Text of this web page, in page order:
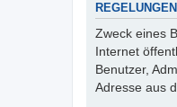
Zweck eines
Internet
Benutzer,
Adresse aus